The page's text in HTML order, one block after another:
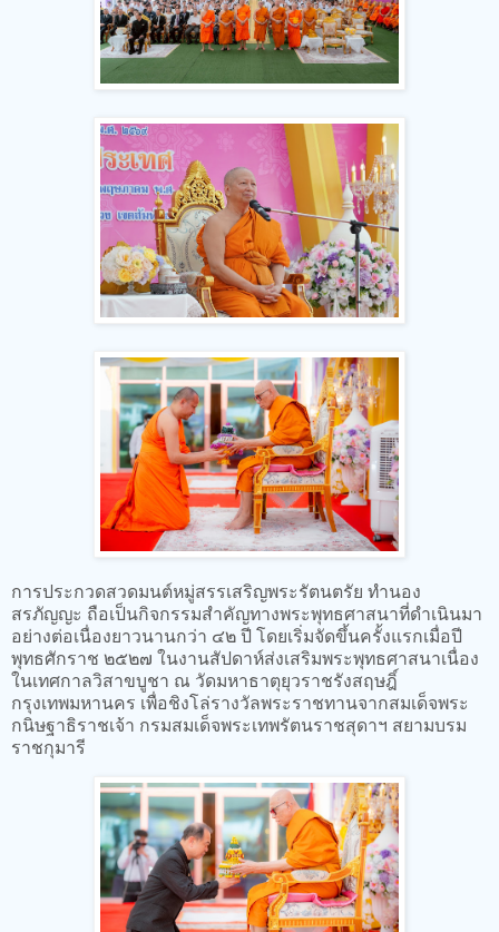
การประกวดสวดมนต์หมู่สรรเสริญพระรัตนตรัย ทำนอง
สรภัญญะ ถือเป็นกิจกรรมสำคัญทางพระพุทธศาสนาที่ดำเนินมา
อย่างต่อเนื่องยาวนานกว่า ๔๒ ปี โดยเริ่มจัดขึ้นครั้งแรกเมื่อปี
พุทธศักราช ๒๕๒๗ ในงานสัปดาห์ส่งเสริมพระพุทธศาสนาเนื่อง
ในเทศกาลวิสาขบูชา ณ วัดมหาธาตุยุวราชรังสฤษฎิ์
กรุงเทพมหานคร เพื่อชิงโล่รางวัลพระราชทานจากสมเด็จพระ
กนิษฐาธิราชเจ้า กรมสมเด็จพระเทพรัตนราชสุดาฯ สยามบรม
ราชกุมารี